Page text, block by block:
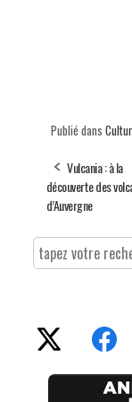
Publié dans
Vulcania : à la
découverte des
d’Auvergne